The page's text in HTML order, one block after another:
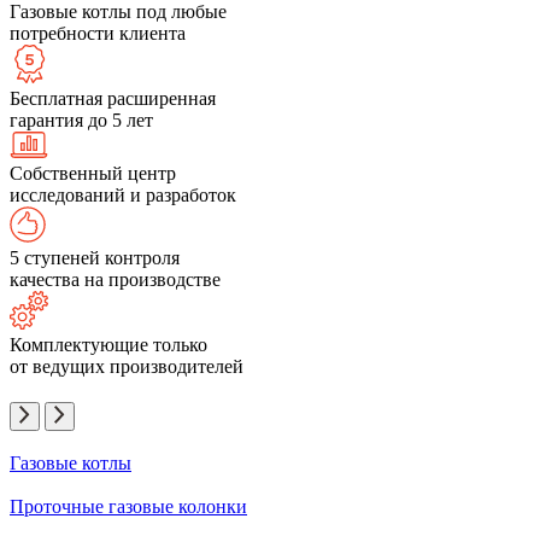
Газовые котлы под любые
потребности клиента
Бесплатная расширенная
гарантия до 5 лет
Собственный центр
исследований и разработок
5 ступеней контроля
качества на производстве
Комплектующие только
от ведущих производителей
Газовые котлы
Проточные газовые колонки